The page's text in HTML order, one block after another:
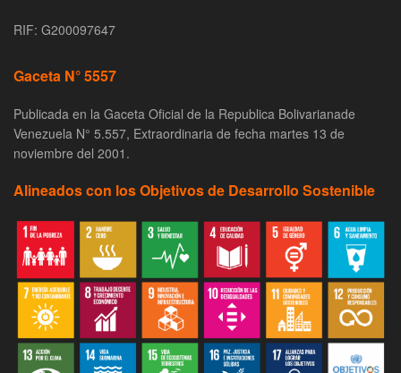
RIF: G200097647
Gaceta N° 5557
Publicada en la Gaceta Oficial de la Republica Bolivarianade
Venezuela N° 5.557, Extraordinaria de fecha martes 13 de
noviembre del 2001.
Alineados con los Objetivos de Desarrollo Sostenible